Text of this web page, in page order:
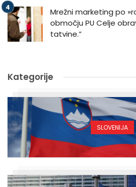
Mrežni marketing po
območju PU Celje
tatvine.”
Kategorije
SLOVENIJA